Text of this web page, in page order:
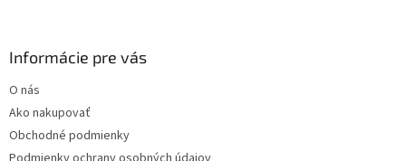
Informácie pre vás
O nás
Ako nakupovať
Obchodné podmienky